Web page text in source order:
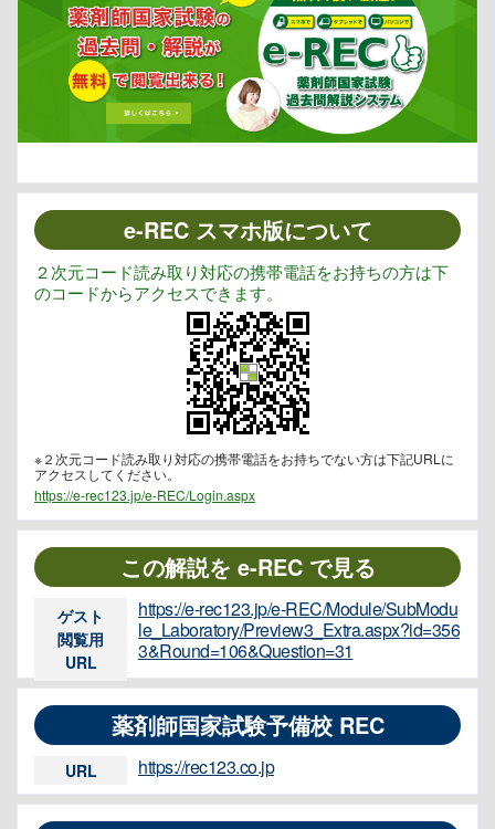
e-REC スマホ版について
２次元コード読み取り対応の携帯電話をお持ちの方は下
のコードからアクセスできます。
※２次元コード読み取り対応の携帯電話をお持ちでない方は下記URLに
アクセスしてください。
https://e-rec123.jp/e-REC/Login.aspx
この解説を e-REC で見る
ゲスト
閲覧用
URL
https://e-rec123.jp/e-REC/Module/SubModu
le_Laboratory/Preview3_Extra.aspx?id=356
3&Round=106&Question=31
薬剤師国家試験予備校 REC
URL https://rec123.co.jp